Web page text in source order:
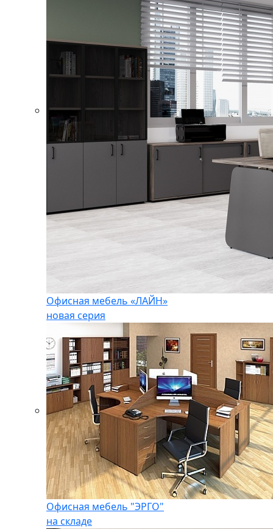
Офисная мебель «ЛАЙН»
новая серия
Офисная мебель "ЭРГО"
на складе